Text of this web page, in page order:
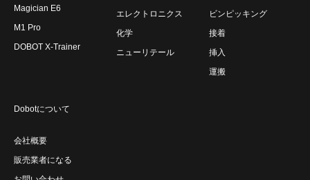
Magician E6
M1 Pro
DOBOT X-Trainer
エレクトロニクス
化学
ニューリテール
ビンピッキング
接着
挿入
運搬
Dobotについて
会社概要
販売業者になる